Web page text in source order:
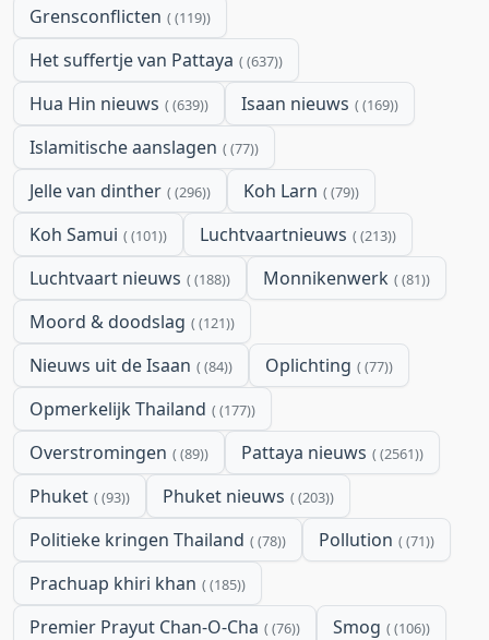
Grensconflicten (119)
Het suffertje van Pattaya (637)
Hua Hin nieuws (639) Isaan nieuws (169)
Islamitische aanslagen (77)
Jelle van dinther (296) Koh Larn (79)
Koh Samui (101) Luchtvaartnieuws (213)
Luchtvaart nieuws (188) Monnikenwerk (81)
Moord & doodslag (121)
Nieuws uit de Isaan (84) Oplichting (77)
Opmerkelijk Thailand (177)
Overstromingen (89) Pattaya nieuws (2561)
Phuket (93) Phuket nieuws (203)
Politieke kringen Thailand (78) Pollution (71)
Prachuap khiri khan (185)
Premier Prayut Chan-O-Cha (76) Smog (106)